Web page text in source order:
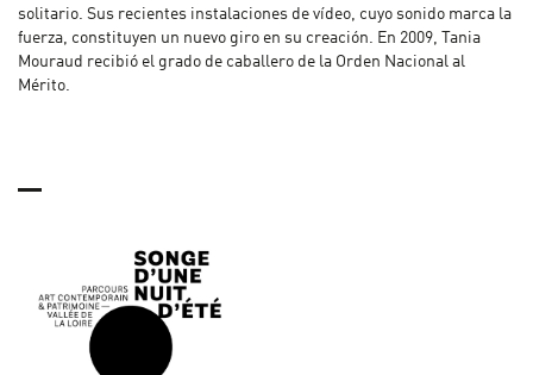
solitario. Sus recientes instalaciones de vídeo, cuyo sonido marca la
fuerza, constituyen un nuevo giro en su creación. En 2009, Tania
Mouraud recibió el grado de caballero de la Orden Nacional al
Mérito.